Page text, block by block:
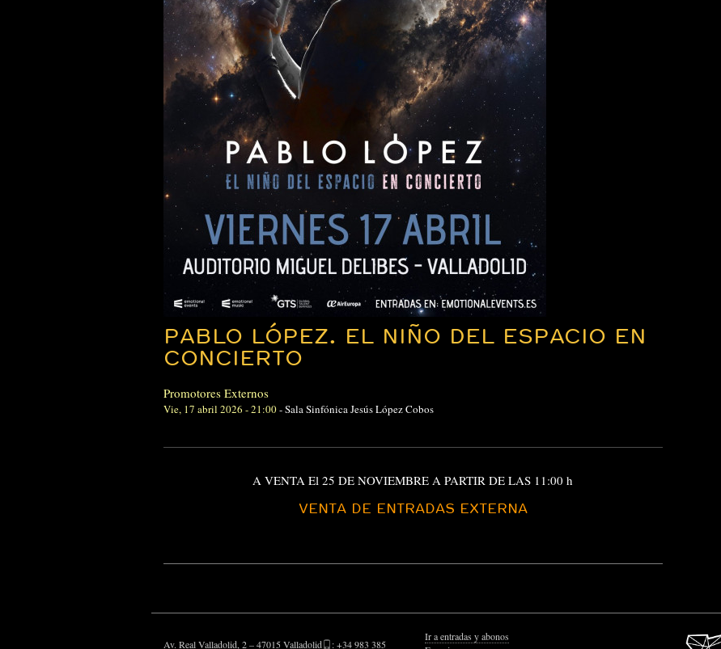
PABLO LÓPEZ. EL NIÑO DEL ESPACIO EN
CONCIERTO
Promotores Externos
Vie, 17 abril 2026 - 21:00-Sala Sinfónica Jesús López Cobos
A VENTA El 25 DE NOVIEMBRE A PARTIR DE LAS 11:00 h
VENTA DE ENTRADAS EXTERNA
Av. Real Valladolid, 2 – 47015 Valladolid : +34 983 385
Ir a entradas y abonos